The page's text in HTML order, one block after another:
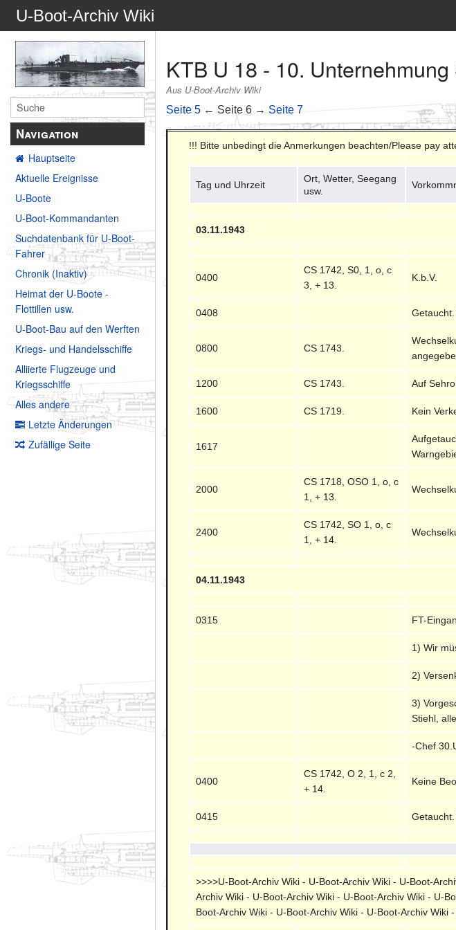
U-Boot-Archiv Wiki
Navigation
Hauptseite
Aktuelle Ereignisse
U-Boote
U-Boot-Kommandanten
Suchdatenbank für U-Boot-
Fahrer
Chronik (Inaktiv)
Heimat der U-Boote -
Flottillen usw.
U-Boot-Bau auf den Werften
Kriegs- und Handelsschiffe
Alliierte Flugzeuge und
Kriegsschiffe
Alles andere
Letzte Änderungen
Zufällige Seite
KTB U 18 - 10. Unternehmung
Aus U-Boot-Archiv Wiki
Seite 5 ← Seite 6 → Seite 7
!!! Bitte unbedingt die Anmerkungen beachten/Please pay
Tag und Uhrzeit
Ort, Wetter, Seegang
usw.
03.11.1943
0400
CS 1742, S0, 1, o, c
3, + 13.
K.b.V.
0408
0800 CS 1743.
1200 CS 1743. Auf
1600 CS 1719. Kein
1617
2000
CS 1718, OSO 1, o, c
1, + 13.
2400
CS 1742, SO 1, o, c
1, + 14.
04.11.1943
0315 FT-
1) Wir
2)
3)
Stiehl,
-Chef
0400
CS 1742, O 2, 1, c 2,
+ 14.
Keine
0415
>>>>U-Boot-Archiv Wiki - U-Boot-Archiv Wiki - U-Boot-
Archiv Wiki - U-Boot-Archiv Wiki - U-Boot-Archiv Wiki - U-
Boot-Archiv Wiki - U-Boot-Archiv Wiki - U-Boot-Archiv Wiki